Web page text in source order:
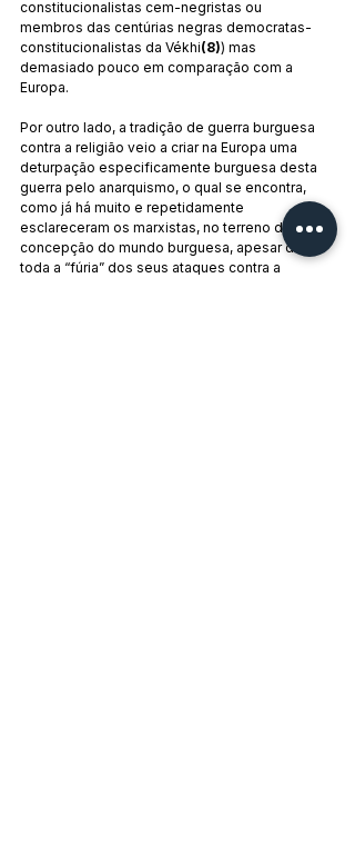
constitucionalistas cem-negristas ou
membros das centúrias negras democratas-
constitucionalistas da Vékhi(8)) mas
demasiado pouco em comparação com a
Europa.
Por outro lado, a tradição de guerra burguesa
contra a religião veio a criar na Europa uma
deturpação especificamente burguesa desta
guerra pelo anarquismo, o qual se encontra,
como já há muito e repetidamente
esclareceram os marxistas, no terreno da
concepção do mundo burguesa, apesar de
toda a “fúria” dos seus ataques contra a